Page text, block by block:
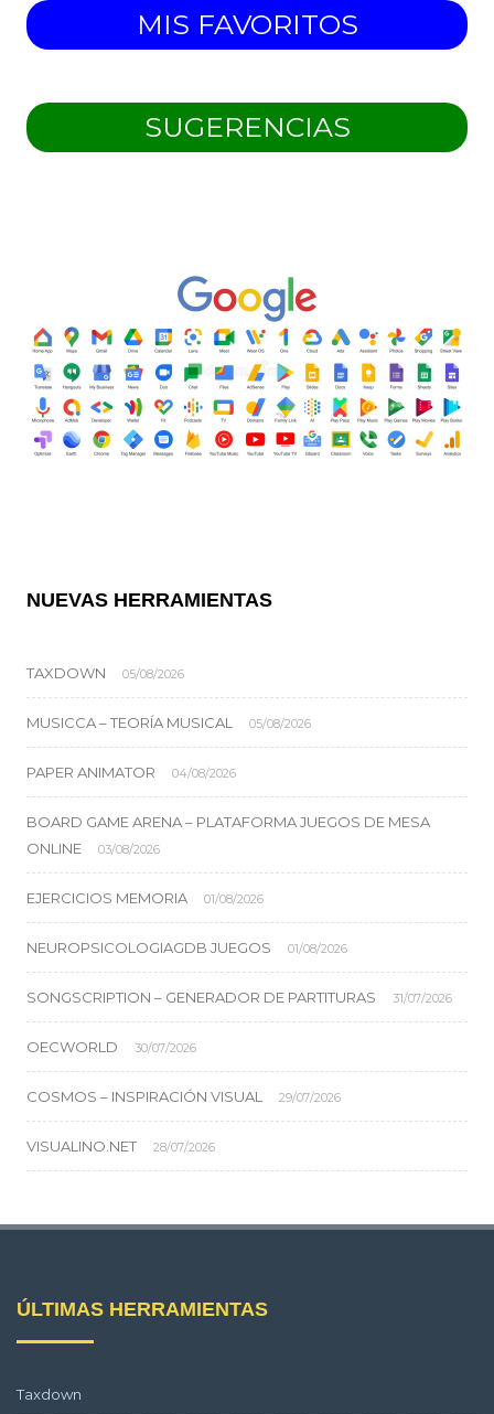
MIS FAVORITOS
SUGERENCIAS
NUEVAS HERRAMIENTAS
TAXDOWN 05/08/2026
MUSICCA – TEORÍA MUSICAL 05/08/2026
PAPER ANIMATOR 04/08/2026
BOARD GAME ARENA – PLATAFORMA JUEGOS DE MESA
ONLINE
03/08/2026
EJERCICIOS MEMORIA 01/08/2026
NEUROPSICOLOGIAGDB JUEGOS 01/08/2026
SONGSCRIPTION – GENERADOR DE PARTITURAS 31/07/2026
OECWORLD 30/07/2026
COSMOS – INSPIRACIÓN VISUAL 29/07/2026
VISUALINO.NET 28/07/2026
ÚLTIMAS HERRAMIENTAS
Taxdown